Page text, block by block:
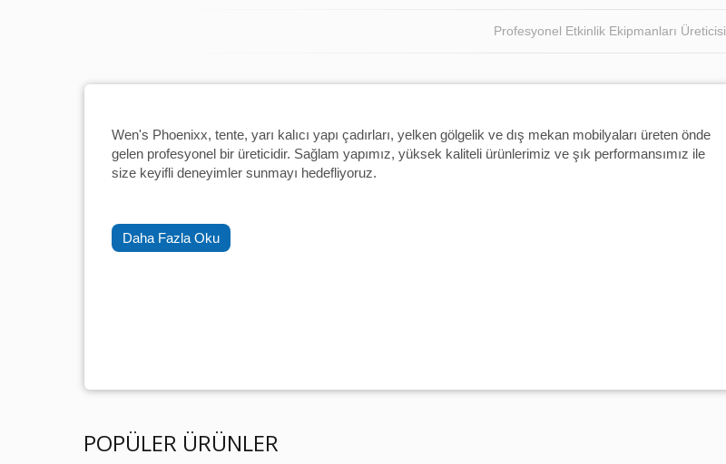
Profesyonel Etkinlik Ekipmanları Üreticisi
Wen's Phoenixx, tente, yarı kalıcı yapı çadırları, yelken gölgelik ve dış mekan mobilyaları üreten önde
gelen profesyonel bir üreticidir. Sağlam yapımız, yüksek kaliteli ürünlerimiz ve şık performansımız ile
size keyifli deneyimler sunmayı hedefliyoruz.
Daha Fazla Oku
POPÜLER ÜRÜNLER